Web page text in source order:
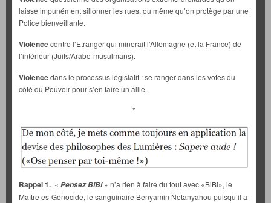
laisse impunément sillonner les rues. ou même qu’on protège par une
Police bienveillante.
Violencecontre l’Etranger qui minerait l’Allemagne (et la France) de
l’intérieur (Juifs/Arabo-musulmans).
Violencedans le processus législatif : se ranger dans les votes du
côté du Pouvoir pour s’en faire un allié.
*
Rappel 1. « Pensez BiBi» n’a rien à faire du tout avec «BiBi», le
Maître es-Génocide, le sanguinaire Benyamin Netanyahou puisqu’il a